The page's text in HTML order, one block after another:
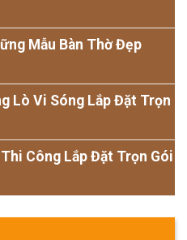
Mẫu Bàn Thờ Đẹp
Lò Vi Sóng Lắp Đặt Trọn
Công Lắp Đặt Trọn Gói